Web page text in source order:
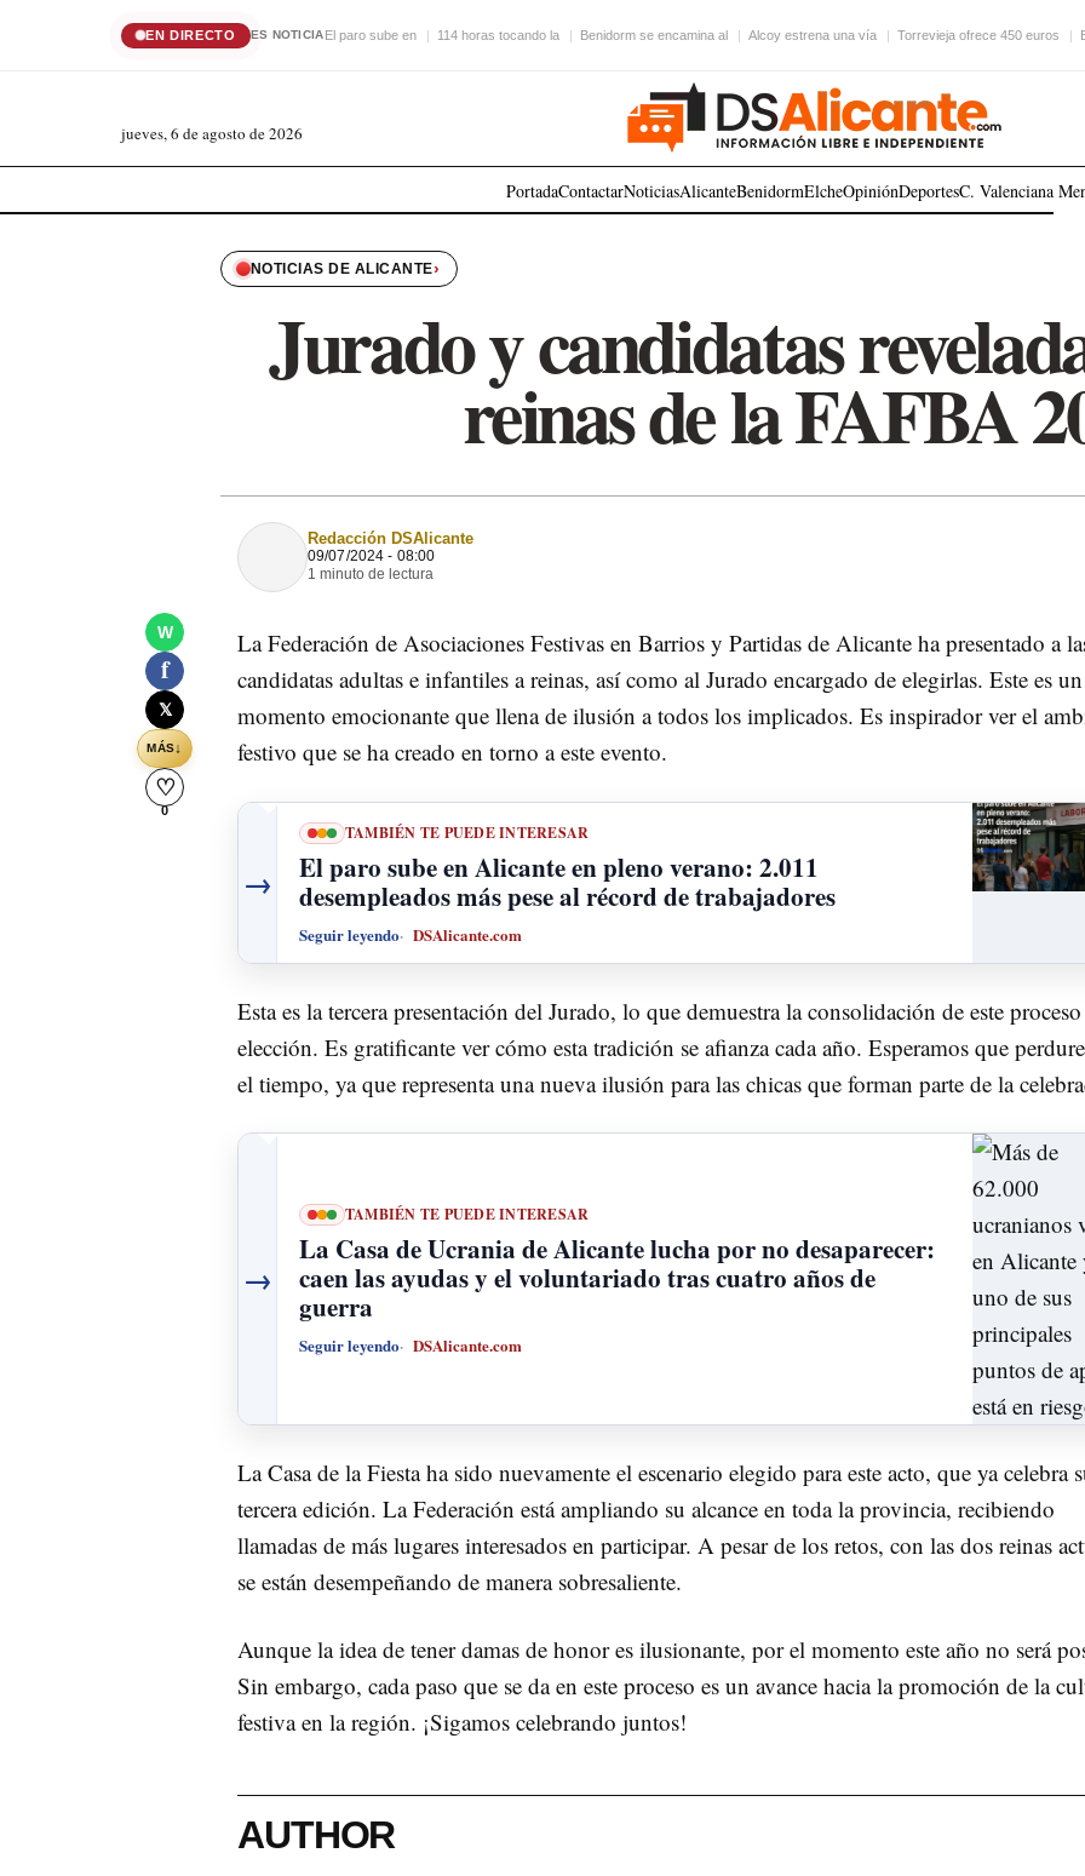
EN DIRECTO ES NOTICIAEl paro sube en 114 horas tocando la Benidorm se encamina al Alcoy estrena una vía Torrevieja ofrece 450 euros
jueves, 6 de agosto de 2026
PortadaContactarNoticiasAlicanteBenidormElcheOpiniónDeportesC. Valenciana
NOTICIAS DE ALICANTE›
Jurado y candidatas
reinas de la FAFBA
W
f
𝕏
MÁS↓
♡
0
Redacción DSAlicante
09/07/2024 - 08:00
1 minuto de lectura
La Federación de Asociaciones Festivas en Barrios y Partidas de Alicante ha presentado a
candidatas adultas e infantiles a reinas, así como al Jurado encargado de elegirlas. Este es un
momento emocionante que llena de ilusión a todos los implicados. Es inspirador ver el
festivo que se ha creado en torno a este evento.
→
TAMBIÉN TE PUEDE INTERESAR
El paro sube en Alicante en pleno verano: 2.011
desempleados más pese al récord de trabajadores
Seguir leyendo DSAlicante.com
Esta es la tercera presentación del Jurado, lo que demuestra la consolidación de este
elección. Es gratificante ver cómo esta tradición se afianza cada año. Esperamos que
el tiempo, ya que representa una nueva ilusión para las chicas que forman parte de la
→
TAMBIÉN TE PUEDE INTERESAR
La Casa de Ucrania de Alicante lucha por no desaparecer:
caen las ayudas y el voluntariado tras cuatro años de
guerra
Seguir leyendo DSAlicante.com
La Casa de la Fiesta ha sido nuevamente el escenario elegido para este acto, que ya celebra
tercera edición. La Federación está ampliando su alcance en toda la provincia, recibiendo
llamadas de más lugares interesados en participar. A pesar de los retos, con las dos reinas
se están desempeñando de manera sobresaliente.
Aunque la idea de tener damas de honor es ilusionante, por el momento este año no será
Sin embargo, cada paso que se da en este proceso es un avance hacia la promoción de la
festiva en la región. ¡Sigamos celebrando juntos!
AUTHOR